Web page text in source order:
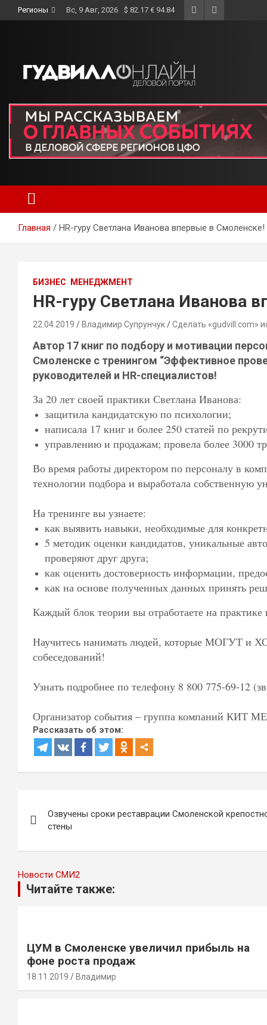
to
Регионы Вс, 9 Авг, 2026 $ 82.17 € 94.84
Главная HR-гуру Светлана Иванова впервые в Смоленске!
БИЗНЕС МЕНЕДЖМЕНТ
HR-гуру Светлана Иванова
22.04.2019 Владимир Супрунчук Сделать «gudvill.com»
Автор 17 книг по подбору и мотивации
Смоленске с тренингом “Эффективное
руководителей и HR-специалистов!
За 20 лет своей практики Светлана Иванова:
защитила кандидатскую по психологии;
написала 17 книг и более 250 статей по
управлению и продажам; провела более 3000
Во время работы директором по персоналу в
технологии подбора и выработала собственную
На тренинге вы узнаете:
как выявить навыки, необходимые для
5 методик оценки кандидатов, уникальные
проверяют друг друга;
как оценить достоверность информации,
как на основе полученных данных принять
Каждый блок теории вы отработаете на
Научитесь нанимать людей, которые МОГУТ и
собеседований!
Узнать подробнее по телефону 8 800 775-69-12
Организатор события – группа компаний
Рассказать об этом:
по
записям
Озвучены сроки реставрации Смоленской
стены
Новости СМИ2
Читайте также:
ЦУМ в Смоленске увеличил прибыль на
фоне роста продаж
18.11.2019 Владимир